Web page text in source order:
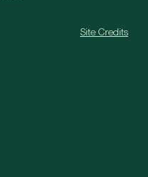
Site Credits